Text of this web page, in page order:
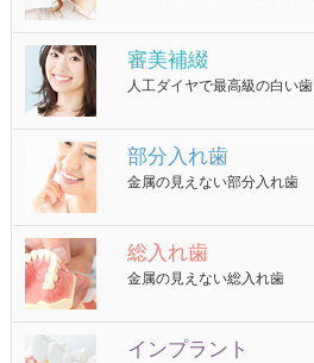
審美補綴
人工ダイヤで最高級の白い歯
部分入れ歯
金属の見えない部分入れ歯
総入れ歯
金属の見えない総入れ歯
インプラント